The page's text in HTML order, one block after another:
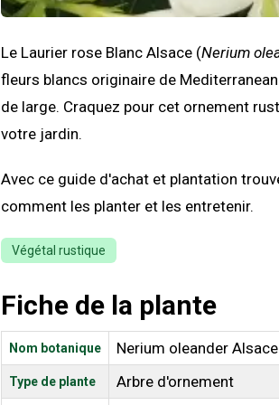
Le Laurier rose Blanc Alsace (Nerium
fleurs blancs originaire de
de large. Craquez pour cet ornement
votre jardin.
Avec ce guide d'achat et plantation
comment les planter et les entretenir.
Végétal rustique
Fiche de la plante
Nom botanique Nerium oleander Alsace
Type de plante Arbre d'ornement